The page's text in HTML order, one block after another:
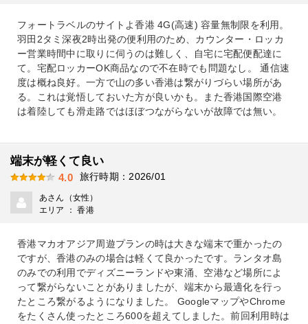
フォートラベルのサイトよ香港 4G(高速) 容量無制限を利用。
羽田2タミ深夜2時出発の便利用のため、カウンター・ロッカ
ー営業時間中に取りに伺うのは難しく、自宅に宅配便配達に
て。宅配ロッカーOK商品なので不在時でも問題なし。 通信速
度は概ね良好。一方で山の多い香港は繋がりづらい場所があ
る。これは覚悟しておいた方が良いかも。また香港国際空港
は着陸しても滑走路ではほぼつながらないが故障では無い。
端末が軽くて良い
4.0 旅行時期：2026/01
あさん（女性）
エリア ： 香港
香港マカオアジア周遊プランの時は大きな端末で重かったの
ですが、香港のみの場合は軽くて良かったです。ランタオ島
のみでの利用でディズニーランドや東涌、空港など場所によ
って繋がらないことがありましたが、端末から最適化を行っ
たところ繋がるようになりました。 GoogleマップやChrome
をたくさん使ったところ600を超えてしました。前回利用時は